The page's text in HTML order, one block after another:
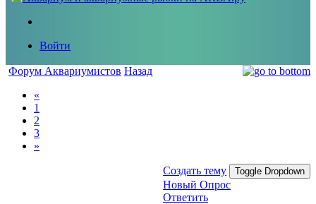
Войти
Форум Аквариумистов Назад
«
1
2
3
»
Создать тему Toggle Dropdown
Новый Опрос
Ответить